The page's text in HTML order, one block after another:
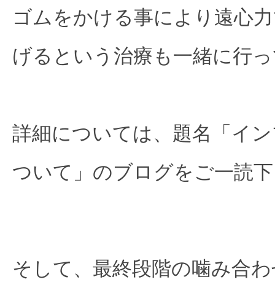
ゴムをかける事により遠心
げるという治療も一緒に行
詳細については、題名「イ
ついて」のブログをご一読
そして、最終段階の噛み合